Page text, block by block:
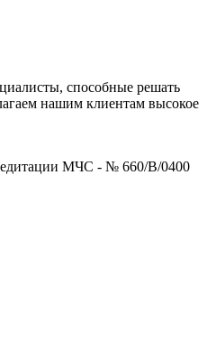
способные решать
нашим клиентам высокое
МЧС - № 660/B/0400